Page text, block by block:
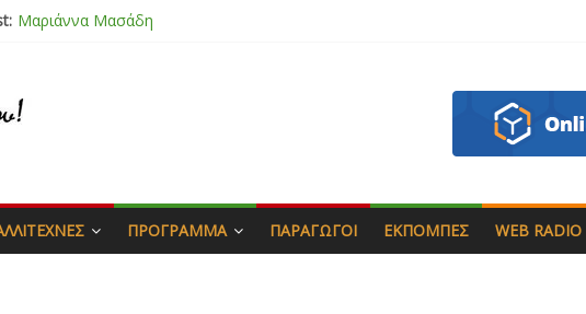
Μαριάννα Μασάδη
Ιορδάνης Αγαπητός
ΠΡΌΓΡΑΜΜΑ ΠΑΡΑΓΩΓΟΊ ΕΚΠΟΜΠΈΣ WEB RADIO